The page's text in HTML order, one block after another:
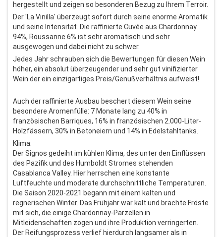
hergestellt und zeigen so besonderen Bezug zu Ihrem Terroir.
Der 'La Vinilla' überzeugt sofort durch seine enorme Aromatik
und seine Intensität. Die raffinierte Cuvée aus Chardonnay
94%, Roussanne 6% ist sehr aromatisch und sehr
ausgewogen und dabei nicht zu schwer.
Jedes Jahr schrauben sich die Bewertungen für diesen Wein
höher, ein absolut überzeugender und sehr gut vinifizierter
Wein der ein einzigartiges Preis/Genußverhältnis aufweist!
Auch der raffinierte Ausbau beschert diesem Wein seine
besondere Aromenfülle: 7 Monate lang zu 40% in
französischen Barriques, 16% in französischen 2.000-Liter-
Holzfässern, 30% in Betoneiern und 14% in Edelstahltanks.
Klima:
Der Signos gedeiht im kühlen Klima, des unter den Einflüssen
des Pazifik und des Humboldt Stromes stehenden
Casablanca Valley. Hier herrschen eine konstante
Luftfeuchte und moderate durchschnittliche Temperaturen.
Die Saison 2020-2021 begann mit einem kalten und
regnerischen Winter. Das Frühjahr war kalt und brachte Fröste
mit sich, die einige Chardonnay-Parzellen in
Mitleidenschaften zogen und ihre Produktion verringerten.
Der Reifungsprozess verlief hierdurch langsamer als in